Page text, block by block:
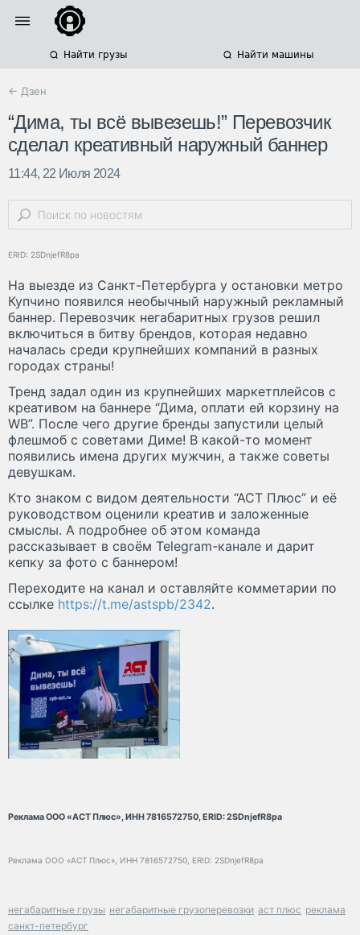
Найти грузы Найти машины
← Дзен
“Дима, ты всё вывезешь!” Перевозчик
сделал креативный наружный баннер
11:44, 22 Июля 2024
ERID: 2SDnjefR8pa
На выезде из Санкт-Петербурга у остановки метро
Купчино появился необычный наружный рекламный
баннер. Перевозчик негабаритных грузов решил
включиться в битву брендов, которая недавно
началась среди крупнейших компаний в разных
городах страны!
Тренд задал один из крупнейших маркетплейсов с
креативом на баннере “Дима, оплати ей корзину на
WB”. После чего другие бренды запустили целый
флешмоб с советами Диме! В какой-то момент
появились имена других мужчин, а также советы
девушкам.
Кто знаком с видом деятельности “АСТ Плюс” и её
руководством оценили креатив и заложенные
смыслы. А подробнее об этом команда
рассказывает в своём Telegram-канале и дарит
кепку за фото с баннером!
Переходите на канал и оставляйте комметарии по
ссылке https://t.me/astspb/2342.
Реклама ООО «АСТ Плюс», ИНН 7816572750, ERID: 2SDnjefR8pa
Реклама ООО «АСТ Плюс», ИНН 7816572750, ERID: 2SDnjefR8pa
негабаритные грузы негабаритные грузоперевозки аст плюс реклама
санкт-петербург